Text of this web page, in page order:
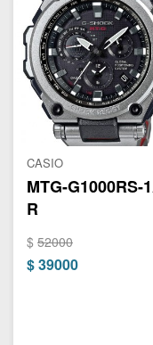
CASIO
MTG-G1000RS-
R
$ 52000
$39000